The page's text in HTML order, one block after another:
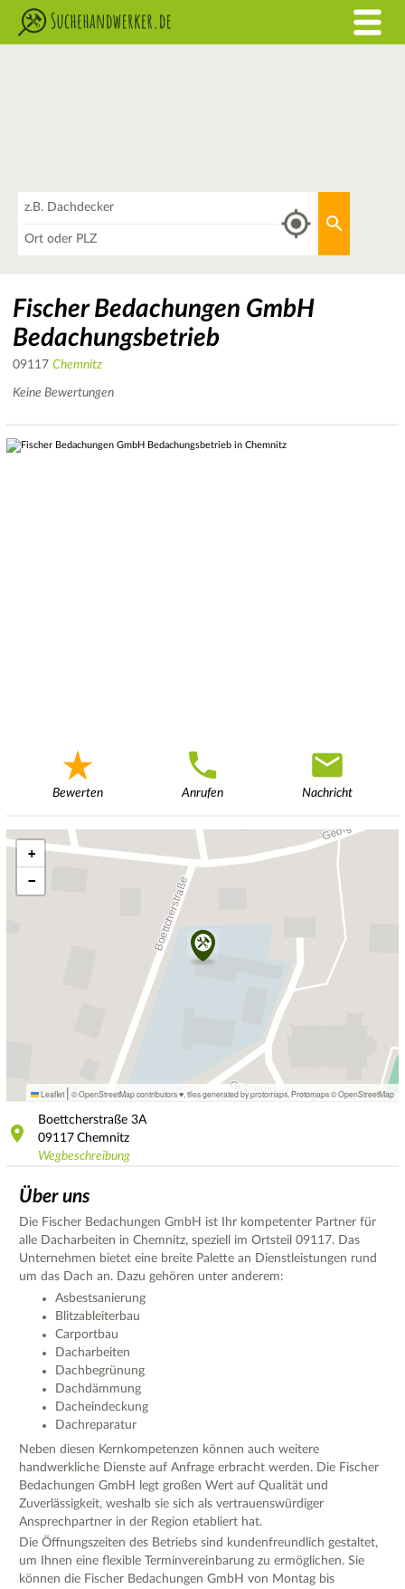
Fischer Bedachungen GmbH
Bedachungsbetrieb
09117 Chemnitz
Keine Bewertungen
Bewerten Anrufen Nachricht
+
−
Leaflet | © OpenStreetMap contributors ♥, tiles generated by protomaps Protomaps©OpenStreetMap
Boettcherstraße 3A
09117 Chemnitz
Wegbeschreibung
Über uns
Die Fischer Bedachungen GmbH ist Ihr kompetenter Partner für
alle Dacharbeiten in Chemnitz, speziell im Ortsteil 09117. Das
Unternehmen bietet eine breite Palette an Dienstleistungen rund
um das Dach an. Dazu gehören unter anderem:
Asbestsanierung
Blitzableiterbau
Carportbau
Dacharbeiten
Dachbegrünung
Dachdämmung
Dacheindeckung
Dachreparatur
Neben diesen Kernkompetenzen können auch weitere
handwerkliche Dienste auf Anfrage erbracht werden. Die Fischer
Bedachungen GmbH legt großen Wert auf Qualität und
Zuverlässigkeit, weshalb sie sich als vertrauenswürdiger
Ansprechpartner in der Region etabliert hat.
Die Öffnungszeiten des Betriebs sind kundenfreundlich gestaltet,
um Ihnen eine flexible Terminvereinbarung zu ermöglichen. Sie
können die Fischer Bedachungen GmbH von Montag bis